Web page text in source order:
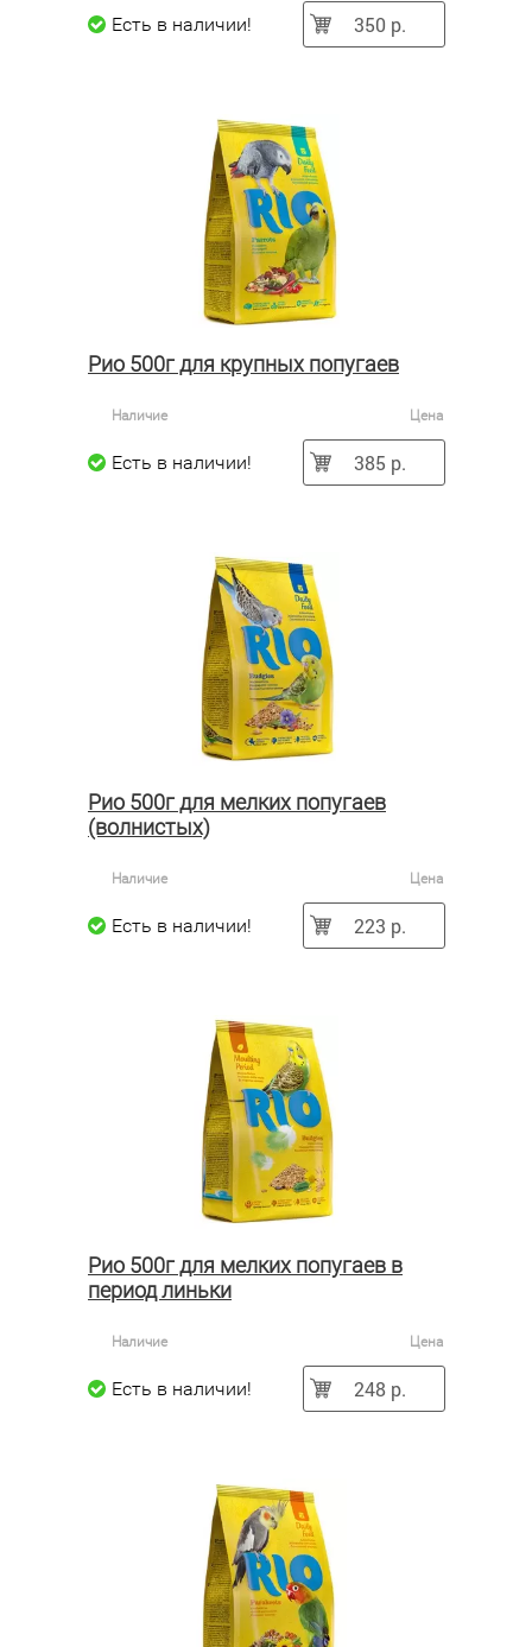
Есть в наличии! 350 р.
Рио 500г для крупных попугаев
Наличие Цена
Есть в наличии! 385 р.
Рио 500г для мелких попугаев
(волнистых)
Наличие Цена
Есть в наличии! 223 р.
Рио 500г для мелких попугаев в
период линьки
Наличие Цена
Есть в наличии! 248 р.